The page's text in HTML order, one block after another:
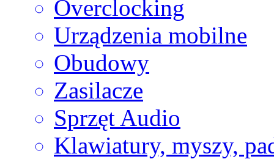
Overclocking
Urządzenia mobilne
Obudowy
Zasilacze
Sprzęt Audio
Klawiatury, myszy,